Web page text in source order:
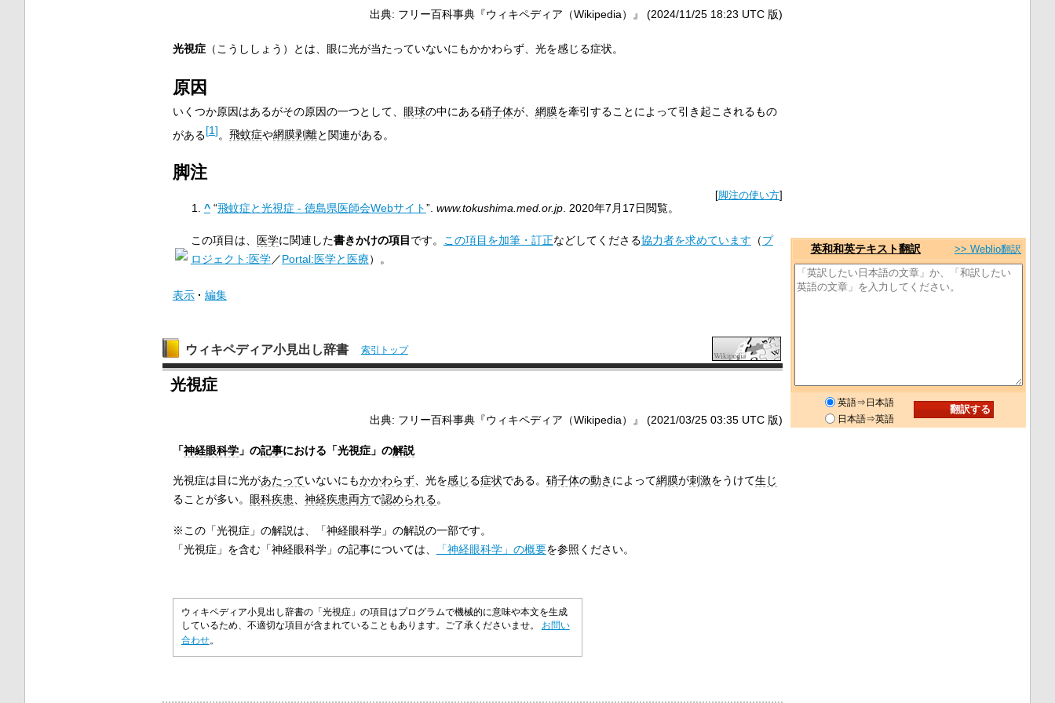
出典: フリー百科事典『ウィキペディア（Wikipedia）』 (2024/11/25 18:23 UTC 版)
光視症（こうししょう）とは、眼に光が当たっていないにもかかわらず、光を感じる症状。
原因
いくつか原因はあるがその原因の一つとして、 眼球の中にある硝子体が、 網膜を牽引することによって引き起こされるもの
がある[1]。 飛蚊症や網膜剥離と関連がある。
脚注
[脚注の使い方]
^ “飛蚊症と光視症 - 徳島県医師会Webサイト”. www.tokushima.med.or.jp. 2020年7月17日閲覧。
この項目は、 医学に関連した書きかけの項目 です。 この項目を加筆・訂正などしてくださる協力者を求めています （プ
ロジェクト:医学／Portal:医学と医療）。
表示 編集
ウィキペディア小見出し辞書 索引トップ
光視症
出典: フリー百科事典『ウィキペディア（Wikipedia）』 (2021/03/25 03:35 UTC 版)
「神経眼科学」の記事における「光視症」の解説
光視症は目に光があたっていないにもかかわらず、光を感じる症状である。 硝子体の動き によって網膜が刺激をうけて生じ
ることが多い。 眼科疾患 神経疾患両方で認められる。
※この「光視症」の解説は、「神経眼科学」の解説の一部です。
「光視症」を含む「神経眼科学」の記事については、
「神経眼科学」の概要を参照ください。
ウィキペディア小見出し辞書の「光視症」の項目はプログラムで機械的に意味や本文を生成
しているため、不適切な項目が含まれていることもあります。ご了承くださいませ。 お問い
合わせ。
英和和英テキスト翻訳 >> Weblio翻訳
英語⇒日本語
日本語⇒英語